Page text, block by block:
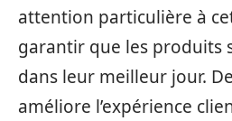
attention particulière à
garantir que les produits
dans leur meilleur jour.
améliore l’expérience